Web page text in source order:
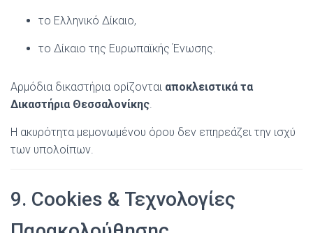
το Ελληνικό Δίκαιο,
το Δίκαιο της Ευρωπαϊκής Ένωσης.
Αρμόδια δικαστήρια ορίζονται αποκλειστικά τα
Δικαστήρια Θεσσαλονίκης.
Η ακυρότητα μεμονωμένου όρου δεν επηρεάζει την ισχύ
των υπολοίπων.
9. Cookies & Τεχνολογίες